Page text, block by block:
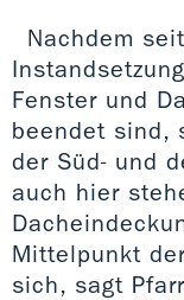
Nachdem
Fenster und
beendet sind,
der Süd- und
auch hier
Mittelpunkt
sich, sagt